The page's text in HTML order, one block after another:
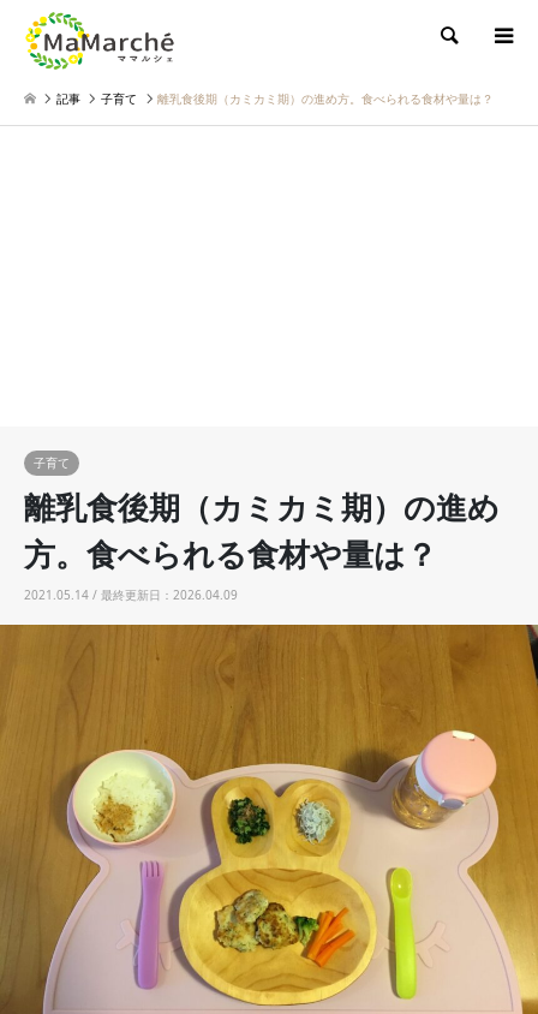
検索
記事 子育て 離乳食後期（カミカミ期）の進め方。食べられる食材や量は？
子育て
離乳食後期（カミカミ期）の進め
方。食べられる食材や量は？
2021.05.14 / 最終更新日：2026.04.09